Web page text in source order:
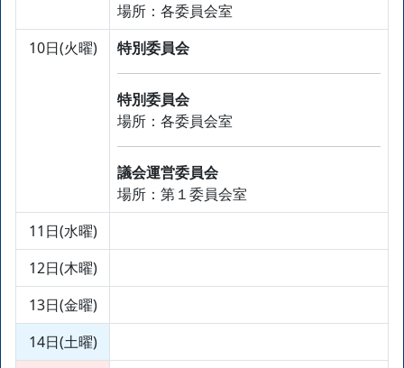
場所：各委員会室
10日(火曜)
特別委員会
特別委員会
場所：各委員会室
議会運営委員会
場所：第１委員会室
11日(水曜)
12日(木曜)
13日(金曜)
14日(土曜)